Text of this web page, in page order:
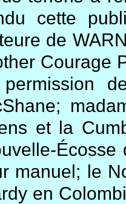
cette
de
Courage
et la
manuel; le
en